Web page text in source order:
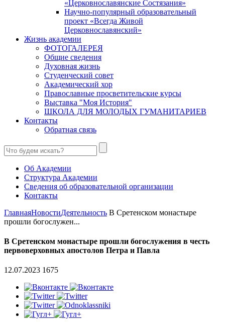
«Церковнославянские Состязания»
Научно-популярный образовательный
проект «Всегда Живой
Церковнославянский»
Жизнь академии
ФОТОГАЛЕРЕЯ
Общие сведения
Духовная жизнь
Студенческий совет
Академический хор
Православные просветительские курсы
Выставка "Моя История"
ШКОЛА ДЛЯ МОЛОДЫХ ГУМАНИТАРИЕВ
Контакты
Обратная связь
Об Академии
Структура Академии
Сведения об образовательной организации
Контакты
ГлавнаяНовостиДеятельность В Сретенском монастыре
прошли богослужен...
В Сретенском монастыре прошли богослужения в честь
первоверховных апостолов Петра и Павла
12.07.2023 1675